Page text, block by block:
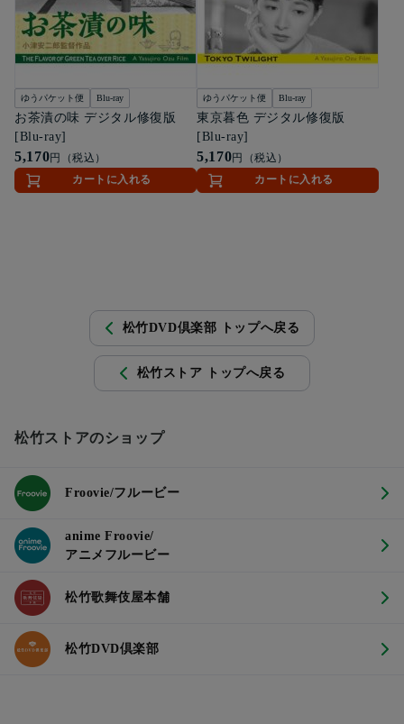
ゆうパケット便 Blu-ray
お茶漬の味 デジタル修復版
[Blu-ray]
5,170円（税込）
カートに入れる
ゆうパケット便 Blu-ray
東京暮色 デジタル修復版
[Blu-ray]
5,170円（税込）
カートに入れる
松竹DVD倶楽部 トップへ戻る
松竹ストア トップへ戻る
松竹ストアのショップ
Froovie/フルービー
anime Froovie/
アニメフルービー
松竹歌舞伎屋本舗
松竹DVD倶楽部